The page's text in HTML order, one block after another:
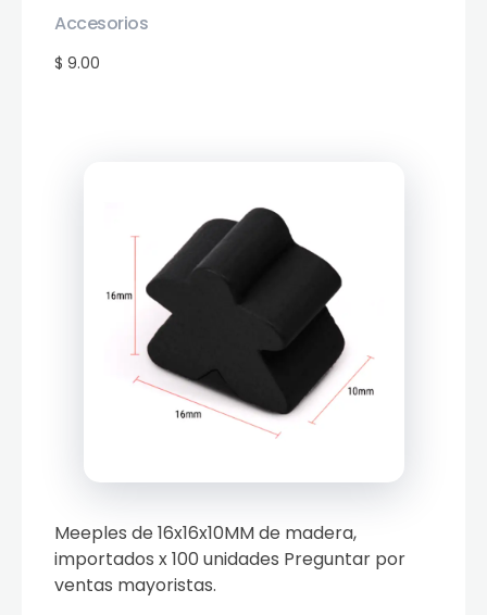
$ 9.00
Accesorios
Meeples de 16x16x10MM de madera,
importados x 100 unidades Preguntar por
ventas mayoristas.